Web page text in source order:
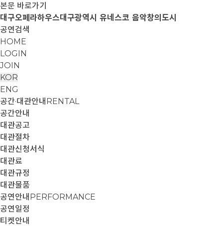
본문 바로가기
대구오페라하우스대구광역시 유네스코 음악창의도시
공연검색
HOME
LOGIN
JOIN
KOR
ENG
공간·대관안내 RENTAL
공간안내
대관공고
대관절차
대관신청서식
대관료
대관규정
대관물품
공연안내 PERFORMANCE
공연일정
티켓안내